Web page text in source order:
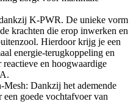
K-PWR. De unieke vorm
krachten die erop inwerken en
Hierdoor krijg je een
energie-terugkoppeling en
en hoogwaardige
Dankzij het ademende
goede vochtafvoer van